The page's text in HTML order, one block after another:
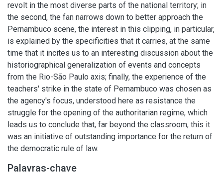
revolt in the most diverse parts of the national territory; in
the second, the fan narrows down to better approach the
Pernambuco scene, the interest in this clipping, in particular,
is explained by the specificities that it carries, at the same
time that it incites us to an interesting discussion about the
historiographical generalization of events and concepts
from the Rio-São Paulo axis; finally, the experience of the
teachers' strike in the state of Pernambuco was chosen as
the agency's focus, understood here as resistance the
struggle for the opening of the authoritarian regime, which
leads us to conclude that, far beyond the classroom, this it
was an initiative of outstanding importance for the return of
the democratic rule of law.
Palavras-chave